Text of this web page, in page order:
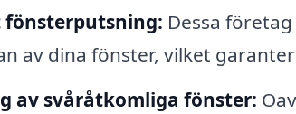
fönsterputsning: Dessa
av dina fönster, vilket
av svåråtkomliga fönster: